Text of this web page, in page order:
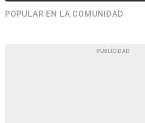
POPULAR EN LA COMUNIDAD
PUBLICIDAD